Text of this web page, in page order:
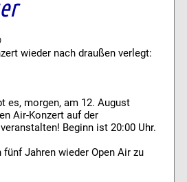
wieder nach draußen verlegt:
es, morgen, am 12. August
Air-Konzert auf der
Beginn ist 20:00 Uhr.
fünf Jahren wieder Open Air zu